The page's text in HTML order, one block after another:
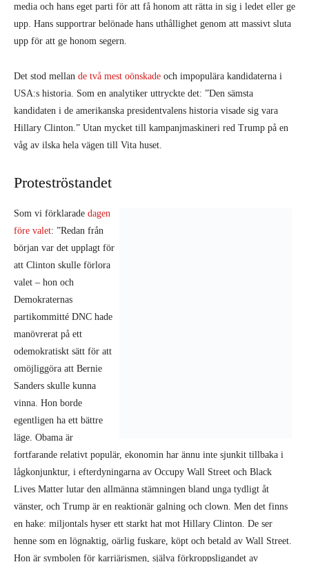
media och hans eget parti för att få honom att rätta in sig i ledet eller ge
upp. Hans supportrar belönade hans uthållighet genom att massivt sluta
upp för att ge honom segern.
Det stod mellan de två mest oönskade och impopulära kandidaterna i
USA:s historia. Som en analytiker uttryckte det: ”Den sämsta
kandidaten i de amerikanska presidentvalens historia visade sig vara
Hillary Clinton.” Utan mycket till kampanjmaskineri red Trump på en
våg av ilska hela vägen till Vita huset.
Proteströstandet
Som vi förklarade dagen
före valet: ”Redan från
början var det upplagt för att Clinton skulle förlora valet – hon och
Demokraternas partikommitté DNC hade manövrerat på ett
odemokratiskt sätt för att omöjliggöra att Bernie Sanders skulle kunna
vinna. Hon borde egentligen ha ett bättre läge. Obama är fortfarande
relativt populär, ekonomin har ännu inte sjunkit tillbaka i
lågkonjunktur, i efterdyningarna av Occupy Wall Street och Black
Lives Matter lutar den allmänna stämningen bland unga tydligt åt
vänster, och Trump är en reaktionär galning och clown. Men det finns
en hake: miljontals hyser ett starkt hat mot Hillary Clinton. De ser
henne som en lögnaktig, oärlig fuskare, köpt och betald av Wall Street.
Hon är symbolen för karriärismen, själva förkroppsligandet av
’bussiness-as-usual’-politiken. Efter att ha upplevt Sanders valrörelse är
parollen ’jag är åtminstone inte Trump!’ inte tillräckligt för att
motivera miljoner människor att gå till valurnorna.”
En överväldigande majoritet av USA:s befolkning anser att landet är på
väg åt fel håll och det talade emot det regerande partiet. Bland den så
kallade millenium-generationen (födda 1980-2000) tappade Clinton 11
procent i Florida i år jämfört med Obama. Många valde att rösta på ett